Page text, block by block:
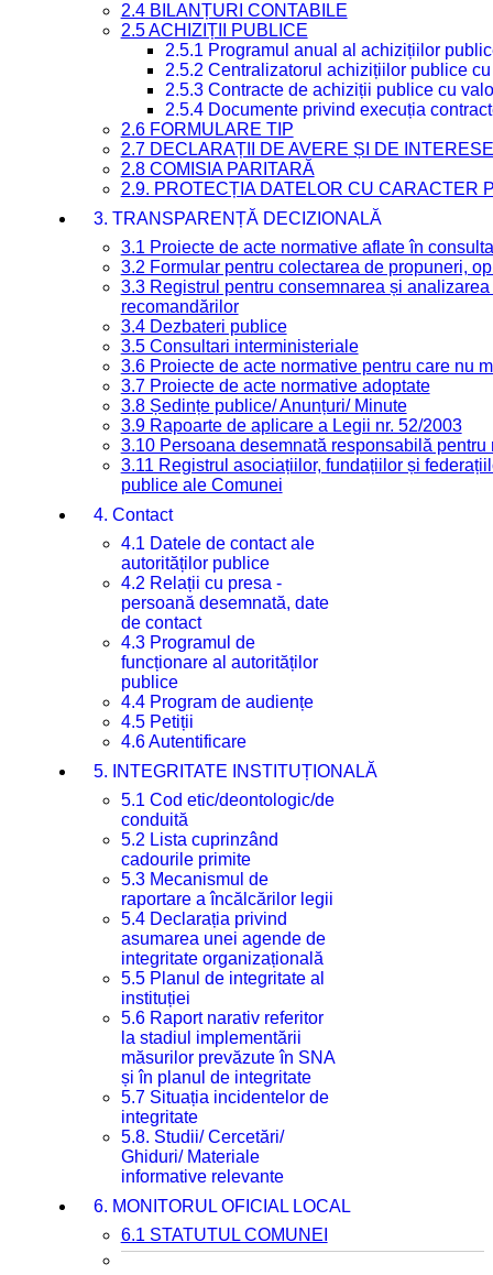
2.4 BILANȚURI CONTABILE
2.5 ACHIZIȚII PUBLICE
2.5.1 Programul anual al achizițiilor
2.5.2 Centralizatorul achizițiilor publice
2.5.3 Contracte de achiziții publice cu
2.5.4 Documente privind execuția
2.6 FORMULARE TIP
2.7 DECLARAȚII DE AVERE ȘI DE INTERESE
2.8 COMISIA PARITARĂ
2.9. PROTECȚIA DATELOR CU CARACTER
3. TRANSPARENȚĂ DECIZIONALĂ
3.1 Proiecte de acte normative aflate în
3.2 Formular pentru colectarea de propuneri,
3.3 Registrul pentru consemnarea și
recomandărilor
3.4 Dezbateri publice
3.5 Consultari interministeriale
3.6 Proiecte de acte normative pentru care nu
3.7 Proiecte de acte normative adoptate
3.8 Ședințe publice/ Anunțuri/ Minute
3.9 Rapoarte de aplicare a Legii nr. 52/2003
3.10 Persoana desemnată responsabilă
3.11 Registrul asociațiilor, fundațiilor și
publice ale Comunei
4. Contact
4.1 Datele de contact ale
autorităților publice
4.2 Relații cu presa -
persoană desemnată, date
de contact
4.3 Programul de
funcționare al autorităților
publice
4.4 Program de audiențe
4.5 Petiții
4.6 Autentificare
5. INTEGRITATE INSTITUȚIONALĂ
5.1 Cod etic/deontologic/de
conduită
5.2 Lista cuprinzând
cadourile primite
5.3 Mecanismul de
raportare a încălcărilor legii
5.4 Declarația privind
asumarea unei agende de
integritate organizațională
5.5 Planul de integritate al
instituției
5.6 Raport narativ referitor
la stadiul implementării
măsurilor prevăzute în SNA
și în planul de integritate
5.7 Situația incidentelor de
integritate
5.8. Studii/ Cercetări/
Ghiduri/ Materiale
informative relevante
6. MONITORUL OFICIAL LOCAL
6.1 STATUTUL COMUNEI